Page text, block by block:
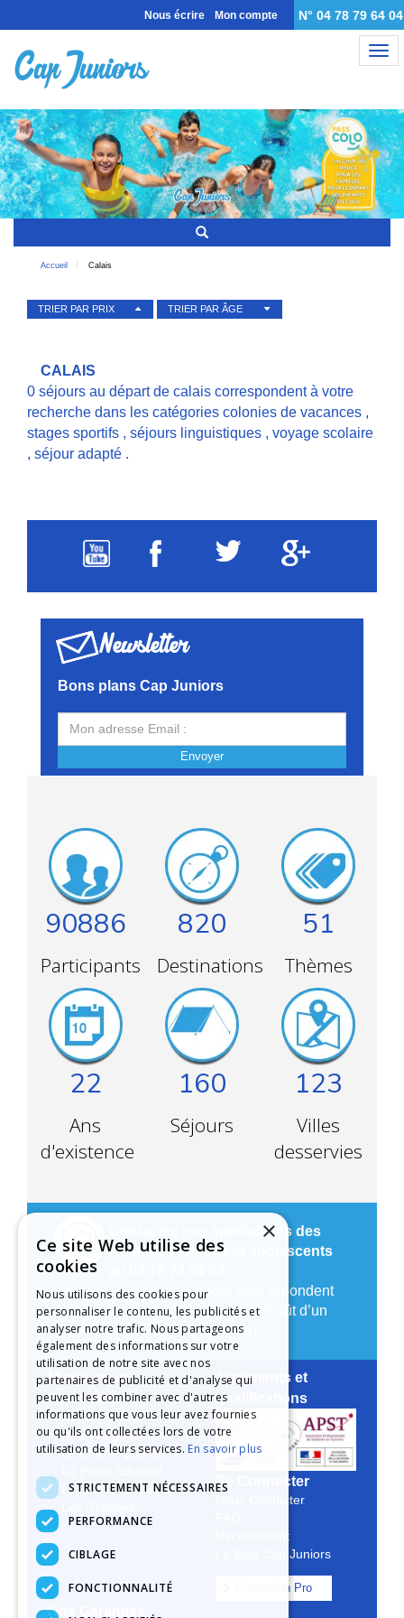
Nous écrire Mon compte N° 04 78 79 64 04
Accueil Calais
TRIER PAR PRIX TRIER PAR ÂGE
CALAIS
0 séjours au départ de calais correspondent à votre
recherche dans les catégories colonies de vacances ,
stages sportifs , séjours linguistiques , voyage scolaire
, séjour adapté .
Newsletter
Bons plans Cap Juniors
Envoyer
90886
Participants
820
Destinations
51
Thèmes
22
Ans
d'existence
160
Séjours
123
Villes
desservies
Contactez nos spécialistes des
vacances enfants et adolescents
Nos conseillers Cap Juniors vous répondent
du lundi au vendredi de 9h à 17h (coût d’un
appel local depuis un poste fixe).
Mieux nous
Connaître
Notre Histoire
Notre Engagement
La Charte Qualité
Les Aides Possibles
Agréments et
qualifications
Se Connecter
Nous Contacter
Recrutement
Le Blog Cap Juniors
Connexion Pro
Nos Garanties
×
Ce site Web utilise des
cookies
Nous utilisons des cookies pour
personnaliser le contenu, les publicités et
analyser notre trafic. Nous partageons
également des informations sur votre
utilisation de notre site avec nos
partenaires de publicité et d'analyse qui
peuvent les combiner avec d'autres
informations que vous leur avez fournies
ou qu'ils ont collectées lors de votre
utilisation de leurs services. En savoir plus
STRICTEMENT NÉCESSAIRES
PERFORMANCE
CIBLAGE
FONCTIONNALITÉ